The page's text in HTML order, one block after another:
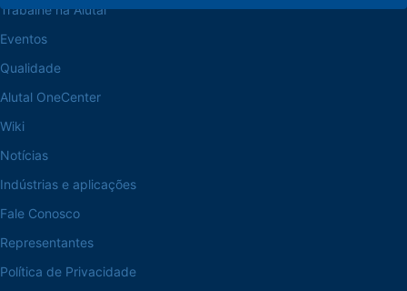
Trabalhe na Alutal
Eventos
Qualidade
Alutal OneCenter
Wiki
Notícias
Indústrias e aplicações
Fale Conosco
Representantes
Política de Privacidade